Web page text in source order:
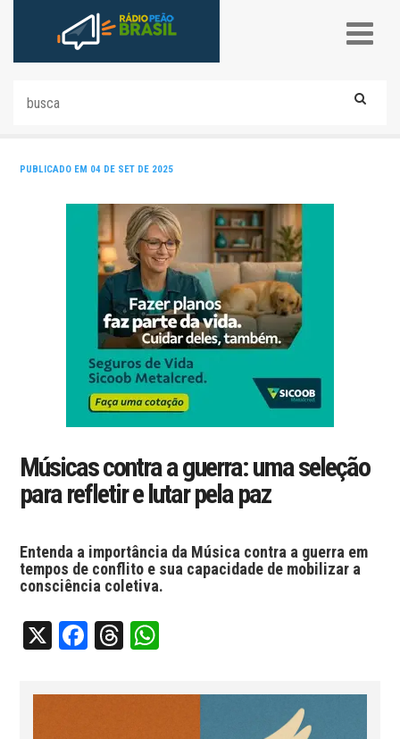
PUBLICADO EM 04 DE SET DE 2025
Músicas contra a guerra: uma seleção
para refletir e lutar pela paz
Entenda a importância da Música contra a guerra em
tempos de conflito e sua capacidade de mobilizar a
consciência coletiva.
X Facebook
Threads